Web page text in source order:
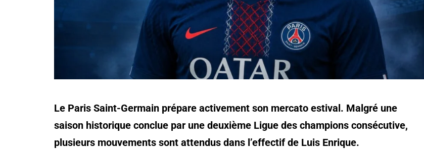
Le Paris Saint-Germain prépare activement son mercato estival. Malgré une
saison historique conclue par une deuxième Ligue des champions consécutive,
plusieurs mouvements sont attendus dans l’effectif de Luis Enrique.